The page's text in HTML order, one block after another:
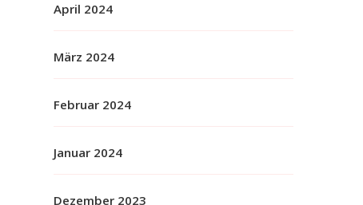
April 2024
März 2024
Februar 2024
Januar 2024
Dezember 2023